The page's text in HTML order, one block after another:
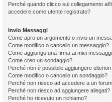
Perché quando clicco sul collegamento
accedere come utente registrato?
Invio Messaggi
Come apro un argomento o invio un
Come modifico o cancello un messaggio?
Come aggiungo una firma ai miei
Come creo un sondaggio?
Perché non è possibile aggiungere
Come modifico o cancello un sondaggio?
Perché non riesco ad accedere a un
Perché non riesco ad aggiungere allegati?
Perché ho ricevuto un richiamo?